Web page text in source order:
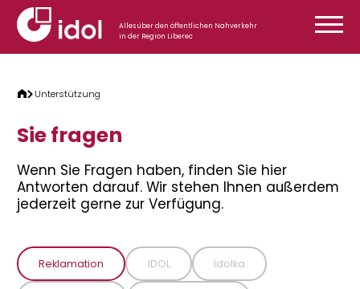
Zum Inhalt springen
Alles über den öffentlichen Nahverkehr
in der Region Liberec
Unterstützung
Sie fragen
Wenn Sie Fragen haben, finden Sie hier
Antworten darauf. Wir stehen Ihnen außerdem
jederzeit gerne zur Verfügung.
Reklamation IDOL Idolka